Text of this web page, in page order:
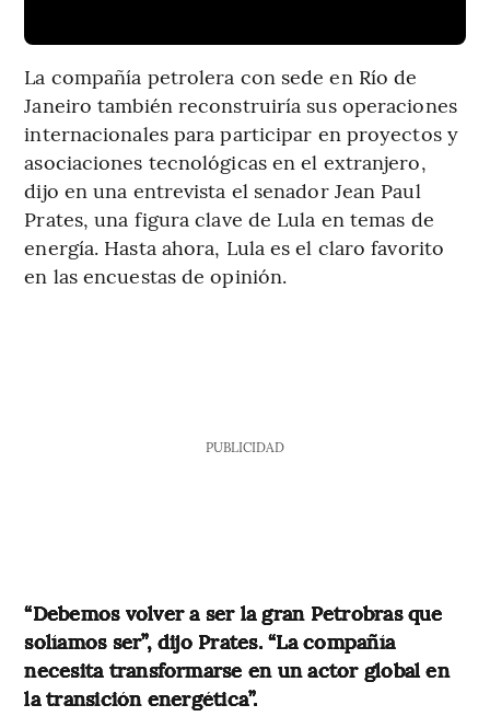
La compañía petrolera con sede en Río de
Janeiro también reconstruiría sus operaciones
internacionales para participar en proyectos y
asociaciones tecnológicas en el extranjero,
dijo en una entrevista el senador Jean Paul
Prates, una figura clave de Lula en temas de
energía. Hasta ahora, Lula es el claro favorito
en las encuestas de opinión.
PUBLICIDAD
“Debemos volver a ser la gran Petrobras que
solíamos ser”, dijo Prates. “La compañía
necesita transformarse en un actor global en
la transición energética”.